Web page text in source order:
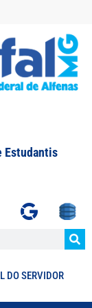
Estudantis
DO SERVIDOR